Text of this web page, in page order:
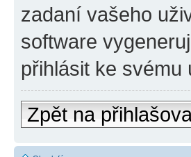
zadaní vašeho
software
přihlásit ke svému
Zpět na